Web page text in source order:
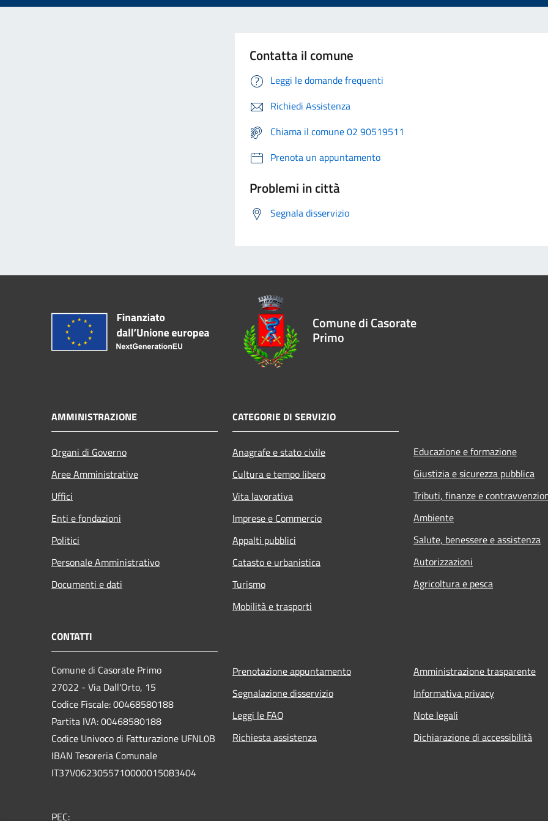
Contatta il comune
Leggi le domande frequenti
Richiedi Assistenza
Chiama il comune 02 90519511
Prenota un appuntamento
Problemi in città
Segnala disservizio
Comune di Casorate
Primo
AMMINISTRAZIONE
Organi di Governo
Aree Amministrative
Uffici
Enti e fondazioni
Politici
Personale Amministrativo
Documenti e dati
CATEGORIE DI SERVIZIO
Anagrafe e stato civile
Cultura e tempo libero
Vita lavorativa
Imprese e Commercio
Appalti pubblici
Catasto e urbanistica
Turismo
Mobilità e trasporti
Educazione e formazione
Giustizia e sicurezza pubblica
Tributi, finanze e
Ambiente
Salute, benessere e assistenza
Autorizzazioni
Agricoltura e pesca
CONTATTI
Comune di Casorate Primo
27022 - Via Dall'Orto, 15
Codice Fiscale: 00468580188
Partita IVA: 00468580188
Codice Univoco di Fatturazione UFNL0B
IBAN Tesoreria Comunale
IT37V0623055710000015083404
PEC:
Prenotazione appuntamento
Segnalazione disservizio
Leggi le FAQ
Richiesta assistenza
Amministrazione trasparente
Informativa privacy
Note legali
Dichiarazione di accessibilità